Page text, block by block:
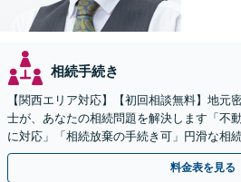
相続手続き
【関西エリア対応】【初回相談無料】地元
士が、あなたの相続問題を解決します「不
に対応」「相続放棄の手続き可」円滑な相
題は自分の代で解決しましょう【完全個室
料金表を見る